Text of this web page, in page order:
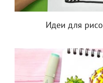
Идеи для